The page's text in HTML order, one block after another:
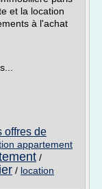
et la location
à l'achat
offres de
appartement
/
/ location